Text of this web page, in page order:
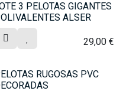
3 PELOTAS GIGANTES
ALSER
29,00€
RUGOSAS PVC